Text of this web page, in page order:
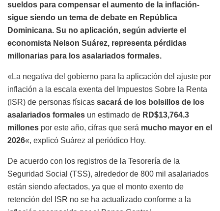
sueldos para compensar el aumento de la inflación-
sigue siendo un tema de debate en República
Dominicana. Su no aplicación, según advierte el
economista Nelson Suárez, representa pérdidas
millonarias para los asalariados formales.
«La negativa del gobierno para la aplicación del ajuste por
inflación a la escala exenta del Impuestos Sobre la Renta
(ISR) de personas físicas sacará de los bolsillos de los
asalariados formales un estimado de RD$13,764.3
millones por este año, cifras que será mucho mayor en el
2026«, explicó Suárez al periódico Hoy.
De acuerdo con los registros de la Tesorería de la
Seguridad Social (TSS), alrededor de 800 mil asalariados
están siendo afectados, ya que el monto exento de
retención del ISR no se ha actualizado conforme a la